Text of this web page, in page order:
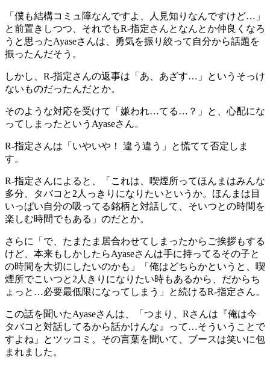
「僕も結構コミュ障なんですよ、人見知りなんですけど…」
と前置きしつつ、それでもR-指定さんとなんとか仲良くなろ
うと思ったAyaseさんは、勇気を振り絞って自分から話題を
振ったんだそう。
しかし、R-指定さんの返事は「あ、あざす…」というそっけ
ないものだったんだとか。
そのような対応を受けて「嫌われ…てる…？」と、心配にな
ってしまったというAyaseさん。
R-指定さんは「いやいや！ 違う違う」と慌てて否定しま
す。
R-指定さんによると、「これは、喫煙所ってほんまはみんな
多分、タバコと2人っきりになりたいというか。ほんまは目
いっぱい自分の吸ってる銘柄と対話して、そいつとの時間を
楽しむ時間でもある」のだとか。
さらに「で、たまたま居合わせてしまったからご挨拶もする
けど、本来もしかしたらAyaseさんは手に持ってるその子と
の時間を大切にしたいのかも」「俺はどちらかというと、喫
煙所でこいつと2人きりになりたい時もあるから、だからち
ょっと…必要最低限になってしまう」と続けるR-指定さん。
この話を聞いたAyaseさんは、「つまり、Rさんは『俺は今
タバコと対話してるから話かけんな』って…そういうことで
すよね」とツッコミ。その言葉を聞いて、ブースは笑いに包
まれました。